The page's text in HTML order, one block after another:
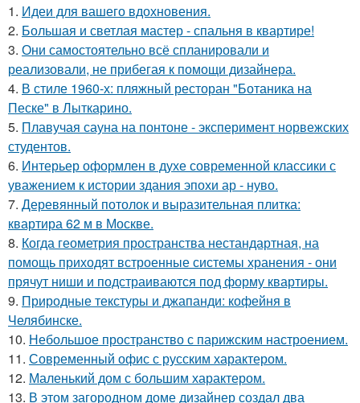
1. Идеи для вашего вдохновения.
2. Большая и светлая мастер - спальня в квартире!
3. Они самостоятельно всё спланировали и
реализовали, не прибегая к помощи дизайнера.
4. В стиле 1960-х: пляжный ресторан "Ботаника на
Песке" в Лыткарино.
5. Плавучая сауна на понтоне - эксперимент норвежских
студентов.
6. Интерьер оформлен в духе современной классики с
уважением к истории здания эпохи ар - нуво.
7. Деревянный потолок и выразительная плитка:
квартира 62 м в Москве.
8. Когда геометрия пространства нестандартная, на
помощь приходят встроенные системы хранения - они
прячут ниши и подстраиваются под форму квартиры.
9. Природные текстуры и джапанди: кофейня в
Челябинске.
10. Небольшое пространство с парижским настроением.
11. Современный офис с русским характером.
12. Маленький дом с большим характером.
13. В этом загородном доме дизайнер создал два